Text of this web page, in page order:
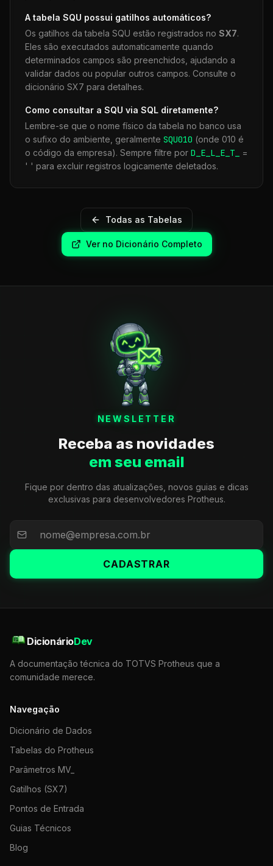
A tabela SQU possui gatilhos automáticos?
Os gatilhos da tabela SQU estão registrados no SX7.
Eles são executados automaticamente quando
determinados campos são preenchidos, ajudando a
validar dados ou popular outros campos. Consulte o
dicionário SX7 para detalhes.
Como consultar a SQU via SQL diretamente?
Lembre-se que o nome físico da tabela no banco usa
o sufixo do ambiente, geralmente SQU010 (onde 010 é
o código da empresa). Sempre filtre por D_E_L_E_T_
=
' ' para excluir registros logicamente deletados.
Todas as Tabelas
Ver no Dicionário Completo
NEWSLETTER
Receba as novidades
em seu email
Fique por dentro das atualizações, novos guias e dicas
exclusivas para desenvolvedores Protheus.
CADASTRAR
DicionárioDev
A documentação técnica do TOTVS Protheus que a
comunidade merece.
Navegação
Dicionário de Dados
Tabelas do Protheus
Parâmetros MV_
Gatilhos (SX7)
Pontos de Entrada
Guias Técnicos
Blog